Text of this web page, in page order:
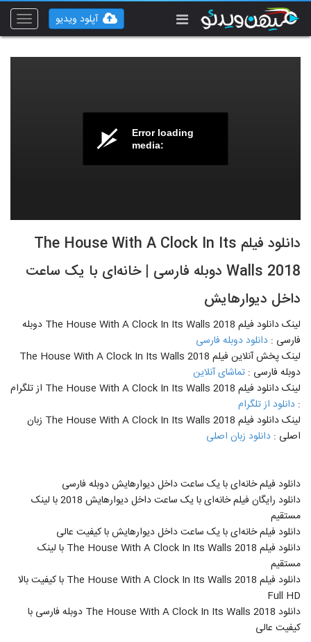
Toggle
آپلود ویدیو
Error loading
media:
دانلود فیلم The House With A Clock In Its
Walls 2018 دوبله فارسی | خانه‌ای با یک ساعت
داخل دیوارهایش
لینک دانلود فیلم The House With A Clock In Its Walls 2018 دوبله
فارسی : دانلود دوبله فارسی
لینک پخش آنلاین فیلم The House With A Clock In Its Walls 2018
دوبله فارسی : تماشای آنلاین
لینک دانلود فیلم The House With A Clock In Its Walls 2018 از تلگرام
: دانلود از تلگرام
لینک دانلود فیلم The House With A Clock In Its Walls 2018 زبان
اصلی : دانلود زبان اصلی
دانلود فیلم خانه‌ای با یک ساعت داخل دیوارهایش دوبله فارسی
دانلود رایگان فیلم خانه‌ای با یک ساعت داخل دیوارهایش 2018 با لینک
مستقیم
دانلود فیلم خانه‌ای با یک ساعت داخل دیوارهایش با کیفیت عالی
دانلود فیلم The House With A Clock In Its Walls 2018 با لینک
مستقیم
دانلود فیلم The House With A Clock In Its Walls 2018 با کیفیت بالا
Full HD
دانلود The House With A Clock In Its Walls 2018 دوبله فارسی با
کیفیت عالی